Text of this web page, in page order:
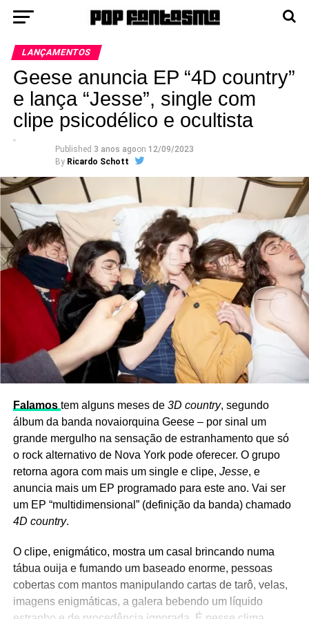
LANÇAMENTOS
Geese anuncia EP “4D country”
e lança “Jesse”, single com
clipe psicodélico e ocultista
Published 3 anos agoon 12/09/2023
By Ricardo Schott
Falamos tem alguns meses de 3D country, segundo
álbum da banda novaiorquina Geese – por sinal um
grande mergulho na sensação de estranhamento que só
o rock alternativo de Nova York pode oferecer. O grupo
retorna agora com mais um single e clipe, Jesse, e
anuncia mais um EP programado para este ano. Vai ser
um EP “multidimensional” (definição da banda) chamado
4D country.
O clipe, enigmático, mostra um casal brincando numa
tábua ouija e fumando um baseado enorme, pessoas
cobertas com mantos manipulando cartas de tarô, velas,
imagens enigmáticas, a galera bebendo um líquido